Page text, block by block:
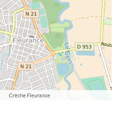
Crèche Fleurance